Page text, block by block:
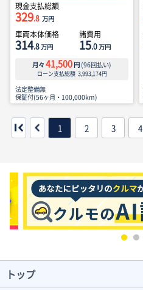
現金支払総額
329.8 万円
車両本体価格
314.8万円
諸費用
15.0万円
月々 41,500 円 (96回払い)
ローン支払総額 3,993,174円
法定整備無
保証付(56ヶ月・100,000km)
1 2 3 4
トップ